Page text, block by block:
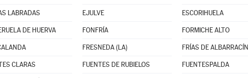
LABRADAS EJULVE ESCORIHUELA
DE HUERVA FONFRÍA FORMICHE ALTO
FRESNEDA (LA) FRÍAS DE ALBARRACÍN
CLARAS FUENTES DE RUBIELOS FUENTESPALDA